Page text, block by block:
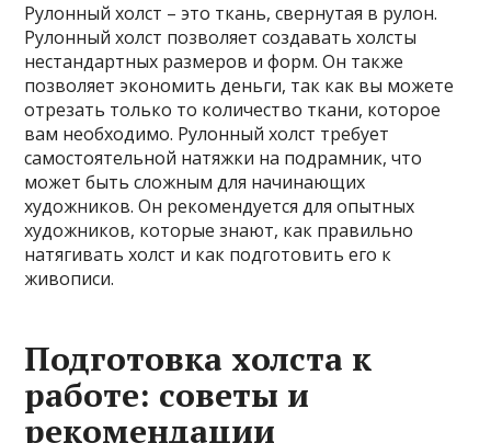
Рулонный холст – это ткань, свернутая в рулон.
Рулонный холст позволяет создавать холсты
нестандартных размеров и форм. Он также
позволяет экономить деньги, так как вы можете
отрезать только то количество ткани, которое
вам необходимо. Рулонный холст требует
самостоятельной натяжки на подрамник, что
может быть сложным для начинающих
художников. Он рекомендуется для опытных
художников, которые знают, как правильно
натягивать холст и как подготовить его к
живописи.
Подготовка холста к
работе: советы и
рекомендации